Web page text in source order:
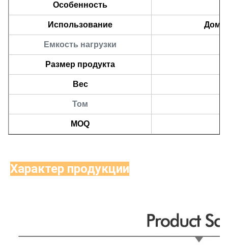
Особенность
Использование
Емкость нагрузки
Размер продукта
Вес
Том
MOQ
Характер продукции